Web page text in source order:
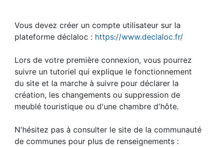
Vous devez créer un compte utilisateur sur la
plateforme déclaloc : https://www.declaloc.fr/
Lors de votre première connexion, vous pourrez
suivre un tutoriel qui explique le fonctionnement
du site et la marche à suivre pour déclarer la
création, les changements ou suppression de
meublé touristique ou d'une chambre d'hôte.
N'hésitez pas à consulter le site de la communauté
de communes pour plus de renseignements :